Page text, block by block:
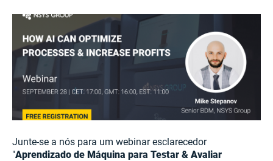
Junte-se a nós para um webinar esclarecedor
"Aprendizado de Máquina para Testar & Avaliar